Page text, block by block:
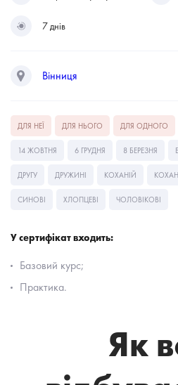
7 днів
Вінниця
ДЛЯ НЕЇ ДЛЯ НЬОГО ДЛЯ ОДНОГО
14 ЖОВТНЯ 6 ГРУДНЯ 8 БЕРЕЗНЯ
ДРУГУ ДРУЖИНІ КОХАНІЙ
СИНОВІ ХЛОПЦЕВІ ЧОЛОВІКОВІ
У сертифікат входить:
Базовий курс;
Практика.
Як